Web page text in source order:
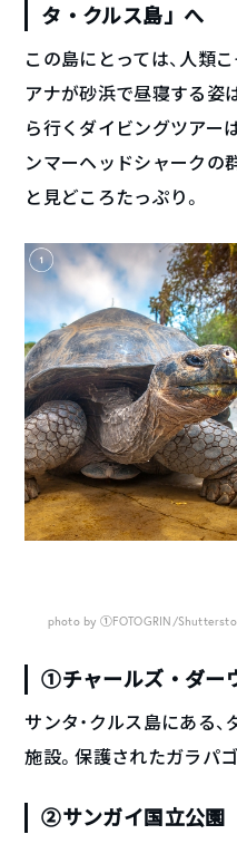
タ・クルス島」へ
この島にとっては、人類
アナが砂浜で昼寝する姿
ら行くダイビングツアー
ンマーヘッドシャークの
と見どころたっぷり。
photo by ①FOTOGRIN/
①チャールズ・ダー
サンタ・クルス島にある
施設。保護されたガラパ
②サンガイ国立公園